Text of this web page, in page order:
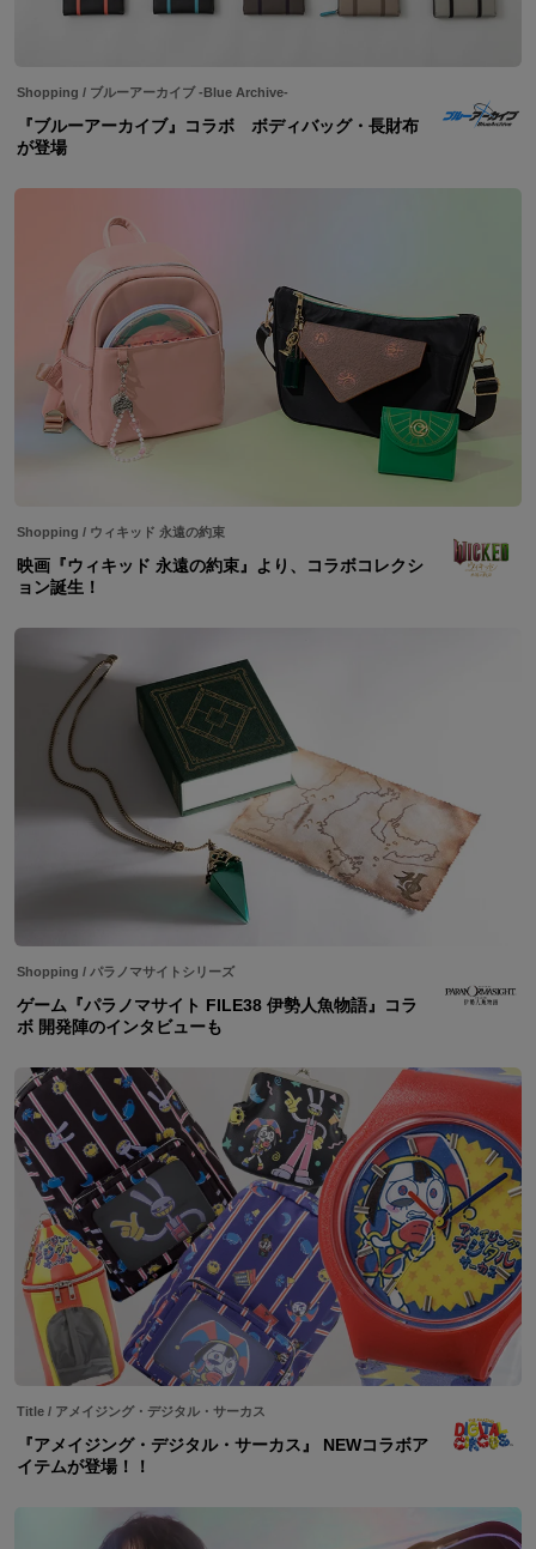
Shopping / ブルーアーカイブ -Blue Archive-
『ブルーアーカイブ』コラボ ボディバッグ・長財布
が登場
Shopping / ウィキッド 永遠の約束
映画『ウィキッド 永遠の約束』より、コラボコレクシ
ョン誕生！
Shopping / パラノマサイトシリーズ
ゲーム『パラノマサイト FILE38 伊勢人魚物語』コラ
ボ 開発陣のインタビューも
Title / アメイジング・デジタル・サーカス
『アメイジング・デジタル・サーカス』 NEWコラボア
イテムが登場！！